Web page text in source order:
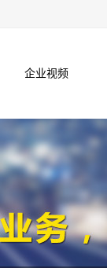
企业视频
联系方式